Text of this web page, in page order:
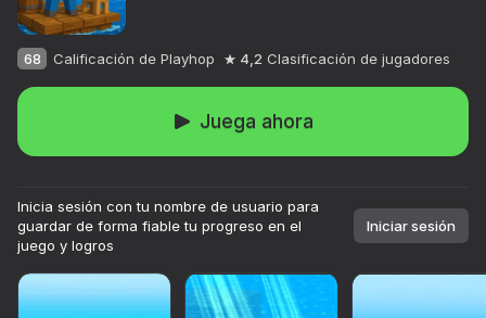
68 Calificación de Playhop 4,2 Clasificación de jugadores
Juega ahora
Inicia sesión con tu nombre de usuario para
guardar de forma fiable tu progreso en el
juego y logros
Iniciar sesión